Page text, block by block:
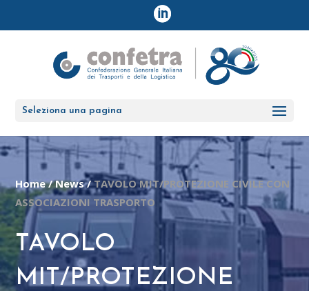
Seleziona una pagina
Home/News/TAVOLO MIT/PROTEZIONE CIVILE CON
ASSOCIAZIONI TRASPORTO
TAVOLO
MIT/PROTEZIONE